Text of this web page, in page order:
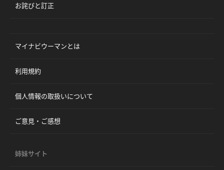
お詫びと訂正
マイナビウーマンとは
利用規約
個人情報の取扱いについて
ご意見・ご感想
姉妹サイト